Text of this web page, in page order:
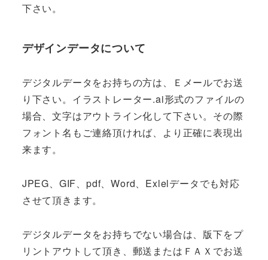
下さい。
デザインデータについて
デジタルデータをお持ちの方は、Ｅメールでお送
り下さい。イラストレーター.ai形式のファイルの
場合、文字はアウトライン化して下さい。その際
フォント名もご連絡頂ければ、より正確に表現出
来ます。
JPEG、GIF、pdf、Word、Exlelデータでも対応
させて頂きます。
デジタルデータをお持ちでない場合は、版下をプ
リントアウトして頂き、郵送またはＦＡＸでお送